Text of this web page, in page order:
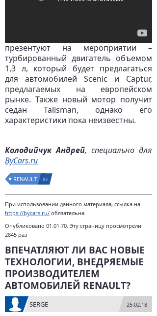
презентуют на мероприятии –
турбированный двигатель объемом
1,3 л, который будет предлагаться
для автомобилей Scenic и Captur,
предлагаемых на европейском
рынке. Также новый мотор получит
седан Talisman, однако его
характеристики пока неизвестны.
Колодийчук Андрей, специально для
ByCars.ru
RENAULT 93
При использовании данного материала, ссылка на
https://bycars.ru/ обязательна.
Опубликовано 01.01.70. Эту страницу просмотрели
2845 раз
ВПЕЧАТЛЯЮТ ЛИ ВАС НОВЫЕ
ТЕХНОЛОГИИ, ВНЕДРЯЕМЫЕ
ПРОИЗВОДИТЕЛЕМ
АВТОМОБИЛЕЙ RENAULT?
SERGE 25.02.18